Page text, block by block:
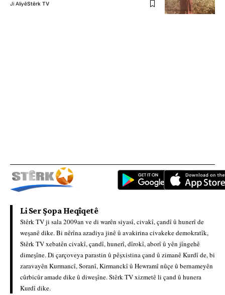
Ji AliyêStêrk TV
Li Ser Şopa Heqîqetê
Stêrk TV ji sala 2009an ve di warên siyasî, civakî, çandî û hunerî de
weşanê dike. Bi nêrîna azadiya jinê û avakirina civakeke demokratîk,
Stêrk TV xebatên civakî, çandî, hunerî, dîrokî, aborî û yên jîngehê
dimeşîne. Di çarçoveya parastin û pêşxistina çand û zimanê Kurdî de, bi
zaravayên Kurmancî, Soranî, Kirmanckî û Hewramî nûçe û bernameyên
cûrbicûr amade dike û diweşîne. Stêrk TV xizmetê li çand û hunera
Kurdî dike.